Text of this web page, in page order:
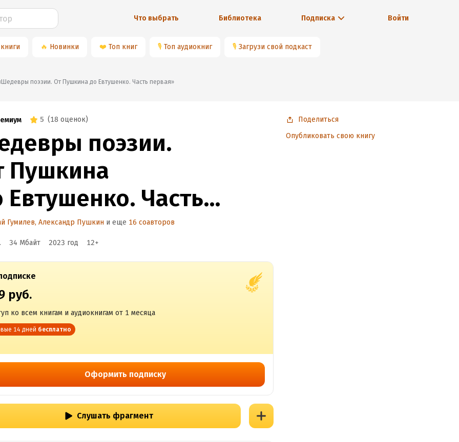
Что выбрать Библиотека Подписка Войти
🔥 Новинки ❤️ Топ книг 🎙 Топ аудиокниг 🎙 Загрузи свой подкаст
📚«Шедевры поэзии. От Пушкина до Евтушенко. Часть первая»
5 (18 оценок)
поэзии.
Пушкина
Евтушенко. Часть
Гумилев, Александр Пушкин и еще 16 соавторов
34 Мбайт 2023 год 12+
руб.
ко всем книгам и аудиокнигам от 1 месяца
14 дней бесплатно
Оформить подписку
Слушать фрагмент
Поделиться
Опубликовать свою книгу